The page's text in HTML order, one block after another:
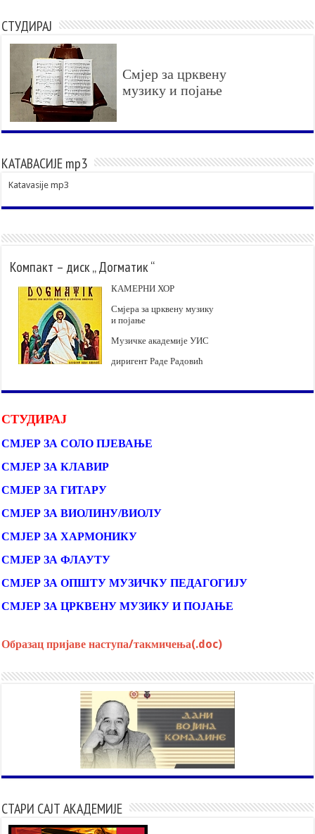
СТУДИРАЈ
Смјер за црквену
музику и појање
КАТАВАСИЈЕ mp3
Katavasije mp3
Компакт – диск „ Догматик “
КАМЕРНИ ХОР
Смјера за црквену музику
и појање
Музичке академије УИС
диригент Раде Радовић
СТУДИРАЈ
СМЈЕР ЗА СОЛО ПЈЕВАЊЕ
СМЈЕР ЗА КЛАВИР
СМЈЕР ЗА ГИТАРУ
СМЈЕР ЗА ВИОЛИНУ/ВИОЛУ
СМЈЕР ЗА ХАРМОНИКУ
СМЈЕР ЗА ФЛАУТУ
СМЈЕР ЗА ОПШТУ МУЗИЧКУ ПЕДАГОГИЈУ
СМЈЕР ЗА ЦРКВЕНУ МУЗИКУ И ПОЈАЊЕ
Образац пријаве наступа/такмичења(.doc)
СТАРИ САЈТ АКАДЕМИЈЕ